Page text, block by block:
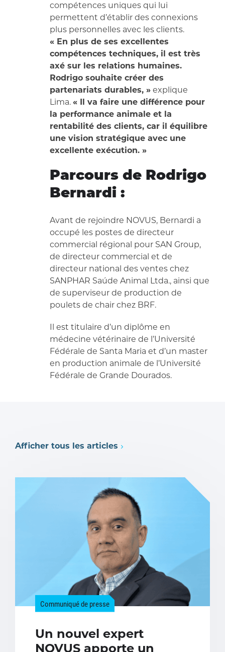
compétences uniques qui lui
permettent d’établir des connexions
plus personnelles avec les clients.
« En plus de ses excellentes
compétences techniques, il est très
axé sur les relations humaines.
Rodrigo souhaite créer des
partenariats durables, »explique
Lima. « Il va faire une différence pour
la performance animale et la
rentabilité des clients, car il équilibre
une vision stratégique avec une
excellente exécution. »
Parcours de Rodrigo
Bernardi :
Avant de rejoindre NOVUS, Bernardi a
occupé les postes de directeur
commercial régional pour SAN Group,
de directeur commercial et de
directeur national des ventes chez
SANPHAR Saúde Animal Ltda., ainsi que
de superviseur de production de
poulets de chair chez BRF.
Il est titulaire d’un diplôme en
médecine vétérinaire de l’Université
Fédérale de Santa Maria et d’un master
en production animale de l’Université
Fédérale de Grande Dourados.
Afficher tous les articles
Communiqué de presse
Un nouvel expert
NOVUS apporte un